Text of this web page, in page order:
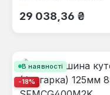
Звичайна ціна:
29 038,36 ₴
В наявності
-18%